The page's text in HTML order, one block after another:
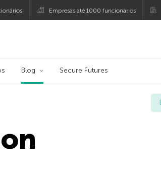
Empresas até 1000 funcionários
Blog Secure Futures